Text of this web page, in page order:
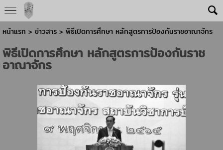
หน้าแรก > ข่าวสาร > พิธีเปิดการศึกษา หลักสูตรการป้องกันราชอาณาจักร
พิธีเปิดการศึกษา หลักสูตรการป้องกันราช
อาณาจักร